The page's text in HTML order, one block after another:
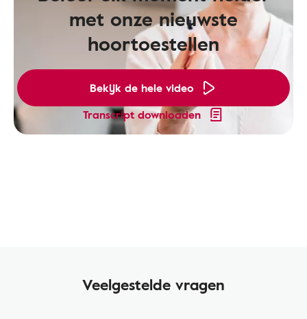
met onze nieuwste
hoortoestellen
Bekijk de hele video
Transcript downloaden
Veelgestelde vragen